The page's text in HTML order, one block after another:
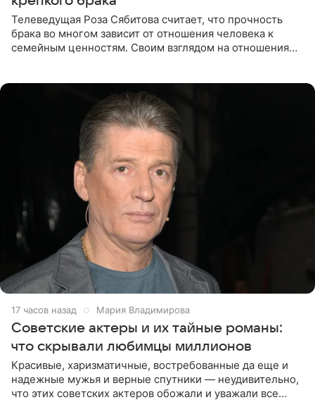
Телеведущая Роза Сябитова считает, что прочность
брака во многом зависит от отношения человека к
семейным ценностям. Своим взглядом на отношения
17 часов назад Мария Владимирова
Советские актеры и их тайные романы:
что скрывали любимцы миллионов
Красивые, харизматичные, востребованные да еще и
надежные мужья и верные спутники — неудивительно,
что этих советских актеров обожали и уважали все